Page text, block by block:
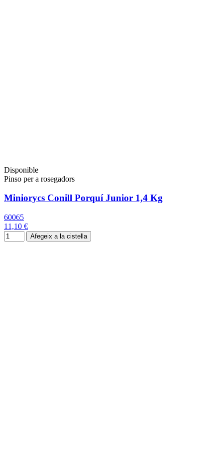
Disponible
Pinso per a rosegadors
Miniorycs Conill Porquí Junior 1,4 Kg
60065
11,10 €
Afegeix a la cistella